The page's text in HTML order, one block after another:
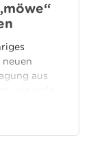
aus
dieses